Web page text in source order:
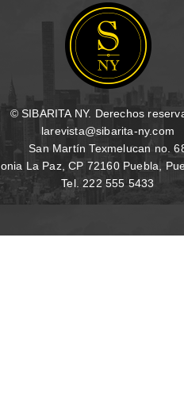
© SIBARITA NY. Derechos
larevista@sibarita-ny.com
San Martín Texmelucan no.
La Paz, CP 72160 Puebla,
Tel. 222 555 5433